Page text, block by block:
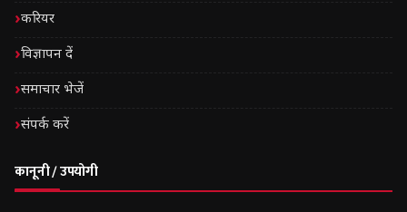
करियर
विज्ञापन दें
समाचार भेजें
संपर्क करें
कानूनी / उपयोगी